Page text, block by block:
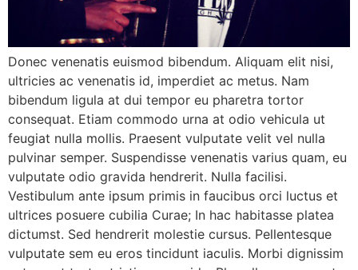
Donec venenatis euismod bibendum. Aliquam elit nisi,
ultricies ac venenatis id, imperdiet ac metus. Nam
bibendum ligula at dui tempor eu pharetra tortor
consequat. Etiam commodo urna at odio vehicula ut
feugiat nulla mollis. Praesent vulputate velit vel nulla
pulvinar semper. Suspendisse venenatis varius quam, eu
vulputate odio gravida hendrerit. Nulla facilisi.
Vestibulum ante ipsum primis in faucibus orci luctus et
ultrices posuere cubilia Curae; In hac habitasse platea
dictumst. Sed hendrerit molestie cursus. Pellentesque
vulputate sem eu eros tincidunt iaculis. Morbi dignissim